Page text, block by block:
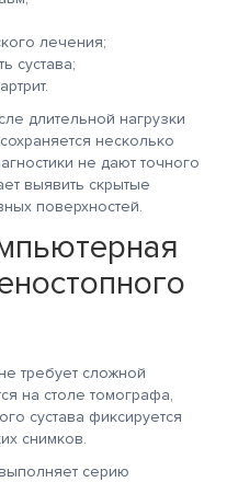
лечения;
сустава;
длительной нагрузки
несколько
не дают точного
выявить скрытые
поверхностей.
требует сложной
на столе томографа,
сустава фиксируется
снимков.
серию